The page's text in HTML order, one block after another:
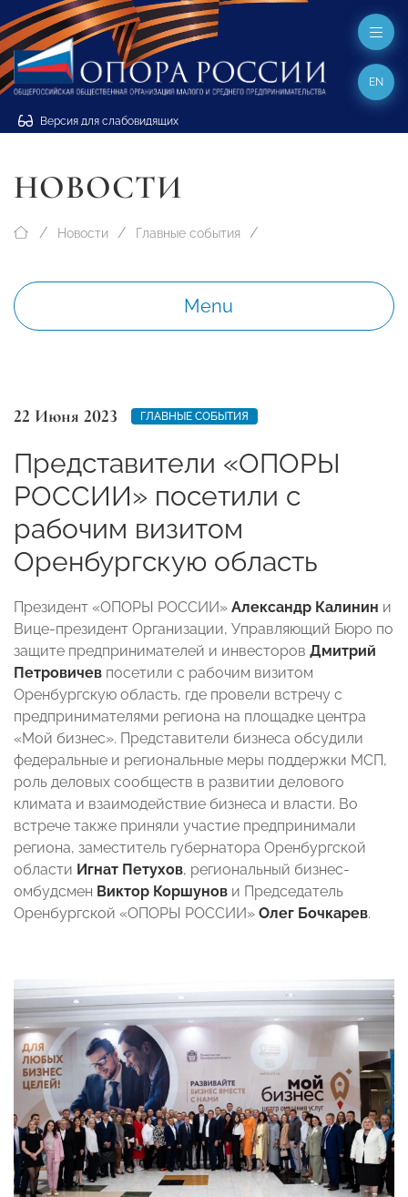
Версия для слабовидящих
EN
НОВОСТИ
Новости Главные события
Menu
22 Июня 2023 ГЛАВНЫЕ СОБЫТИЯ
Представители «ОПОРЫ
РОССИИ» посетили с
рабочим визитом
Оренбургскую область
Президент «ОПОРЫ РОССИИ» Александр Калинин и
Вице-президент Организации, Управляющий Бюро по
защите предпринимателей и инвесторов Дмитрий
Петровичев посетили с рабочим визитом
Оренбургскую область, где провели встречу с
предпринимателями региона на площадке центра
«Мой бизнес». Представители бизнеса обсудили
федеральные и региональные меры поддержки МСП,
роль деловых сообществ в развитии делового
климата и взаимодействие бизнеса и власти. Во
встрече также приняли участие предпринимали
региона, заместитель губернатора Оренбургской
области Игнат Петухов, региональный бизнес-
омбудсмен Виктор Коршунов и Председатель
Оренбургской «ОПОРЫ РОССИИ» Олег Бочкарев.